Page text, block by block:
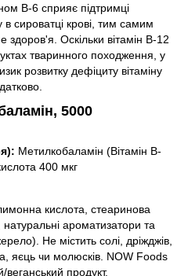
B-6 сприяє підтримці
в сироватці крові, тим самим
здоров'я. Оскільки вітамін B-12
тваринного походження, у
розвитку дефіциту вітаміну
5000
Метилкобаламін (Вітамін B-
400 мкг
кислота, стеаринова
ароматизатори та
Не містить солі, дріжджів,
яєць чи молюсків. NOW Foods
веганський продукт.